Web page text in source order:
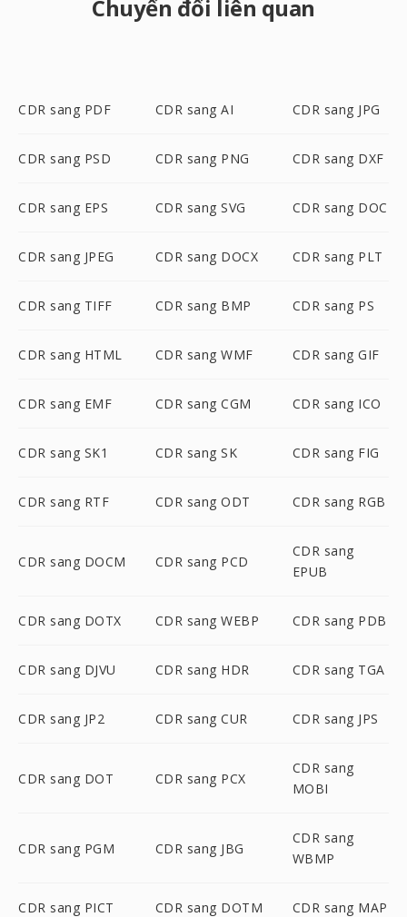
Chuyển đổi liên quan
CDR sang PDF CDR sang AI CDR sang JPG
CDR sang PSD CDR sang PNG CDR sang DXF
CDR sang EPS CDR sang SVG CDR sang DOC
CDR sang JPEG CDR sang DOCX CDR sang PLT
CDR sang TIFF CDR sang BMP CDR sang PS
CDR sang HTML CDR sang WMF CDR sang GIF
CDR sang EMF CDR sang CGM CDR sang ICO
CDR sang SK1 CDR sang SK CDR sang FIG
CDR sang RTF CDR sang ODT CDR sang RGB
CDR sang DOCM CDR sang PCD
CDR sang
EPUB
CDR sang DOTX CDR sang WEBP CDR sang PDB
CDR sang DJVU CDR sang HDR CDR sang TGA
CDR sang JP2 CDR sang CUR CDR sang JPS
CDR sang DOT CDR sang PCX
CDR sang
MOBI
CDR sang PGM CDR sang JBG
CDR sang
WBMP
CDR sang PICT CDR sang DOTM CDR sang MAP